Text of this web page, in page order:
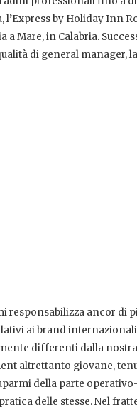
by Holiday Inn
Mare, in Calabria.
di general manager,
ancor di
ai brand
differenti dalla
altrettanto giovane,
della parte
delle stesse. Nel